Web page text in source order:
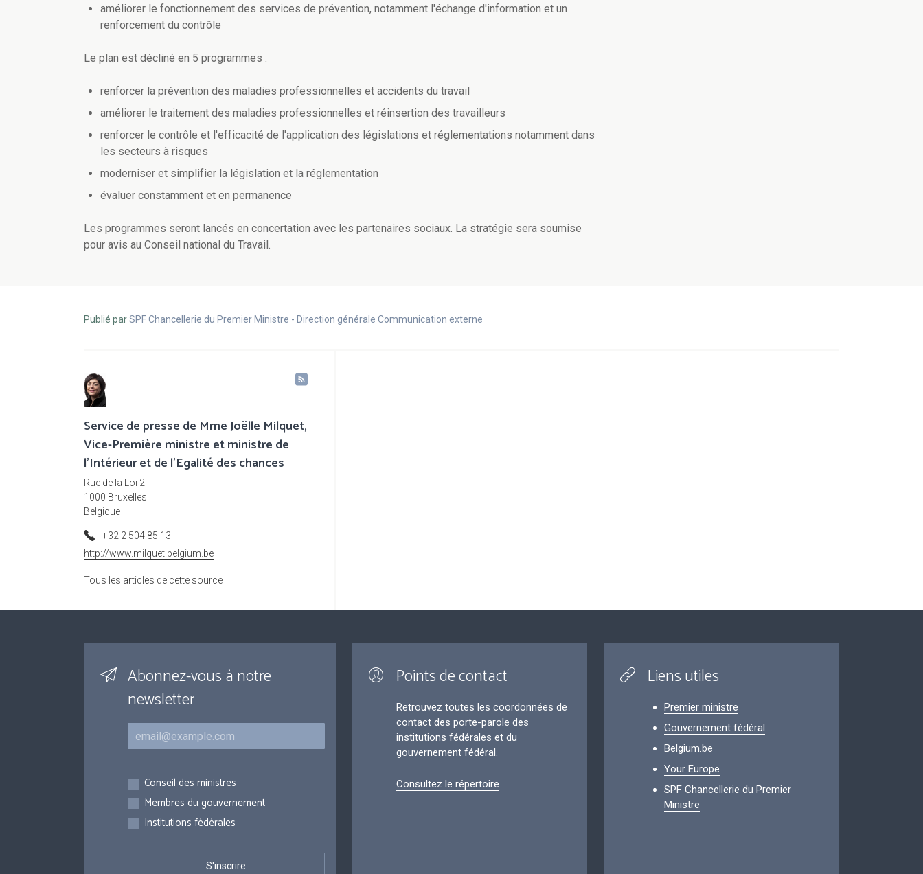
améliorer le fonctionnement des services de prévention, notamment l'échange d'information et un
renforcement du contrôle
Le plan est décliné en 5 programmes :
renforcer la prévention des maladies professionnelles et accidents du travail
améliorer le traitement des maladies professionnelles et réinsertion des travailleurs
renforcer le contrôle et l'efficacité de l'application des législations et réglementations notamment dans
les secteurs à risques
moderniser et simplifier la législation et la réglementation
évaluer constamment et en permanence
Les programmes seront lancés en concertation avec les partenaires sociaux. La stratégie sera soumise
pour avis au Conseil national du Travail.
Publié parSPF Chancellerie du Premier Ministre - Direction générale Communication externe
Service de presse de Mme Joëlle Milquet,
Vice-Première ministre et ministre de
l'Intérieur et de l'Egalité des chances
Rue de la Loi 2
1000 Bruxelles
Belgique
+32 2 504 85 13
http://www.milquet.belgium.be
Tous les articles de cette source
Abonnez-vous à notre
newsletter
Courriel
Inscriptions
Conseil des ministres
Membres du gouvernement
Institutions fédérales
Points de contact
Retrouvez toutes les coordonnées de
contact des porte-parole des
institutions fédérales et du
gouvernement fédéral.
Consultez le répertoire
Liens utiles
Premier ministre
Gouvernement fédéral
Belgium.be
Your Europe
SPF Chancellerie du Premier
Ministre